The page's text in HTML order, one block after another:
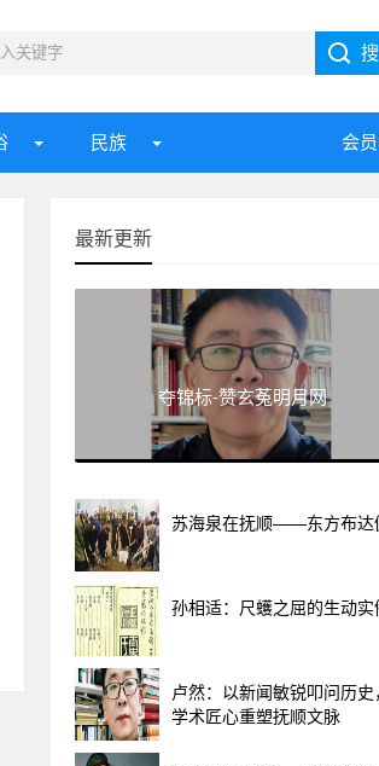
民族 会
最新更新
夺锦标-赞玄菟明月网
苏海泉在抚顺——东方布达
孙相适：尺蠖之屈的生动实
卢然：以新闻敏锐叩问历史
学术匠心重塑抚顺文脉